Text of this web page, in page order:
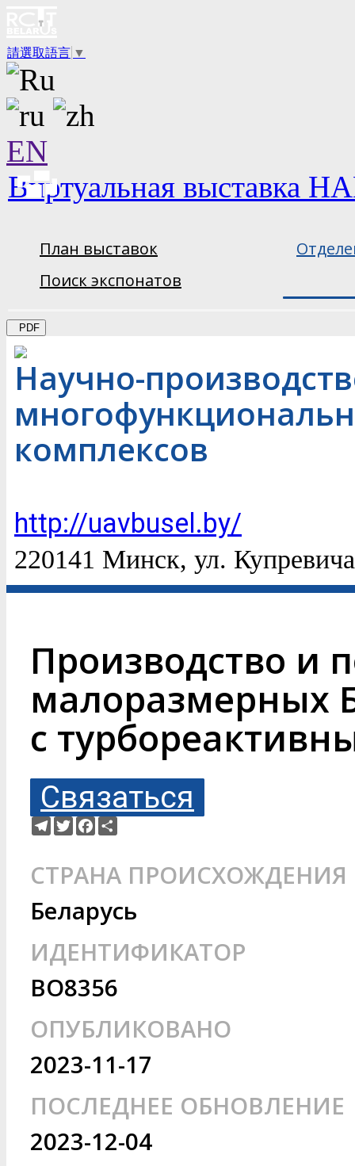
請選取語言 ▼
EN
Виртуальная выставка
План выставок
Поиск экспонатов
PDF
Научно-
комплексов
http://uavbusel.by/
220141 Минск, ул.
Производство и
малоразмерных
с
Связаться
Telegram
TwitterFacebook
СТРАНА ПРОИСХОЖДЕНИЯ
Беларусь
ИДЕНТИФИКАТОР
BO8356
ОПУБЛИКОВАНО
2023-11-17
ПОСЛЕДНЕЕ ОБНОВЛЕНИЕ
2023-12-04